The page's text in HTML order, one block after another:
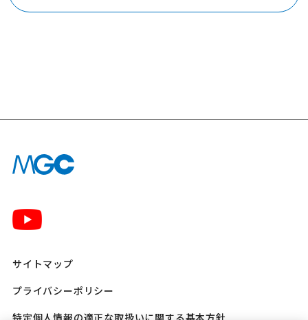
サイトマップ
プライバシーポリシー
特定個人情報の適正な取扱いに関する基本方針